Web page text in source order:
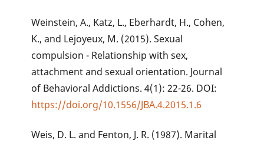
Weinstein, A., Katz, L., Eberhardt, H., Cohen,
K., and Lejoyeux, M. (2015). Sexual
compulsion - Relationship with sex,
attachment and sexual orientation. Journal
of Behavioral Addictions. 4(1): 22-26. DOI:
https://doi.org/10.1556/JBA.4.2015.1.6
Weis, D. L. and Fenton, J. R. (1987). Marital